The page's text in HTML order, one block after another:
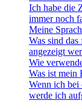
Ich habe die
immer noch
Meine
Was sind
angezeigt
Wie
Was ist mein
Wenn ich
werde ich